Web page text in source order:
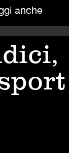
anche